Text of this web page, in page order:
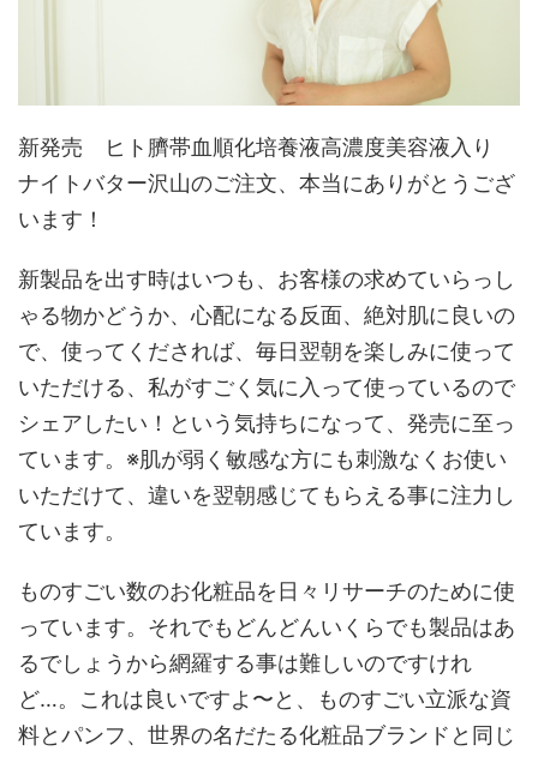
新発売 ヒト臍帯血順化培養液高濃度美容液入り
ナイトバター沢山のご注文、本当にありがとうござ
います！
新製品を出す時はいつも、お客様の求めていらっし
ゃる物かどうか、心配になる反面、絶対肌に良いの
で、使ってくだされば、毎日翌朝を楽しみに使って
いただける、私がすごく気に入って使っているので
シェアしたい！という気持ちになって、発売に至っ
ています。※肌が弱く敏感な方にも刺激なくお使い
いただけて、違いを翌朝感じてもらえる事に注力し
ています。
ものすごい数のお化粧品を日々リサーチのために使
っています。それでもどんどんいくらでも製品はあ
るでしょうから網羅する事は難しいのですけれ
ど…。これは良いですよ〜と、ものすごい立派な資
料とパンフ、世界の名だたる化粧品ブランドと同じ